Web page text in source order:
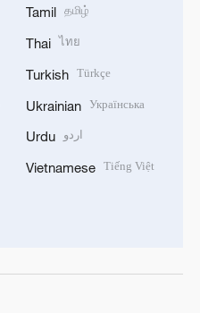
Tamil தமிழ்
Thai ไทย
Turkish Türkçe
Ukrainian Українська
Urdu اردو
Vietnamese Tiếng Việt